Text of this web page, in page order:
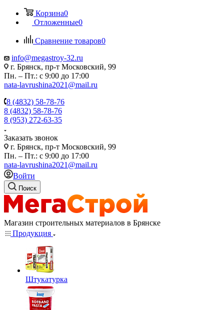
Корзина0
Отложенные0
Сравнение товаров0
info@megastroy-32.ru
г. Брянск, пр-т Московский, 99
Пн. – Пт.: с 9:00 до 17:00
nata-lavrushina2021@mail.ru
8 (4832) 58-78-76
8 (4832) 58-78-76
8 (953) 272-63-35
Заказать звонок
г. Брянск, пр-т Московский, 99
Пн. – Пт.: с 9:00 до 17:00
nata-lavrushina2021@mail.ru
Войти
Поиск
Магазин строительных материалов в Брянске
Продукция
Штукатурка